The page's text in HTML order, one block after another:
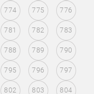
774 775 776
781 782 783
788 789 790
795 796 797
802 803 804